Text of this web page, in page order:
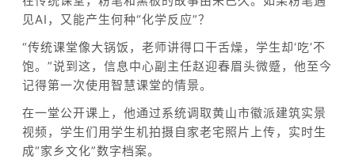
见AI，又能产生何种“化学反应”？
“传统课堂像大锅饭，老师讲得口干舌燥，学生却‘吃’不
饱。”说到这，信息中心副主任赵迎春眉头微蹙，他至今
记得第一次使用智慧课堂的情景。
在一堂公开课上，他通过系统调取黄山市徽派建筑实景
视频，学生们用学生机拍摄自家老宅照片上传，实时生
成“家乡文化”数字档案。